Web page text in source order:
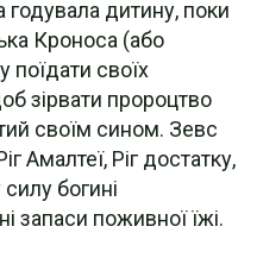
годувала дитину, поки
Кроноса (або
поїдати своїх
зірвати пророцтво
своїм сином. Зевс
Амалтеї, Ріг достатку,
богині
запаси поживної їжі.